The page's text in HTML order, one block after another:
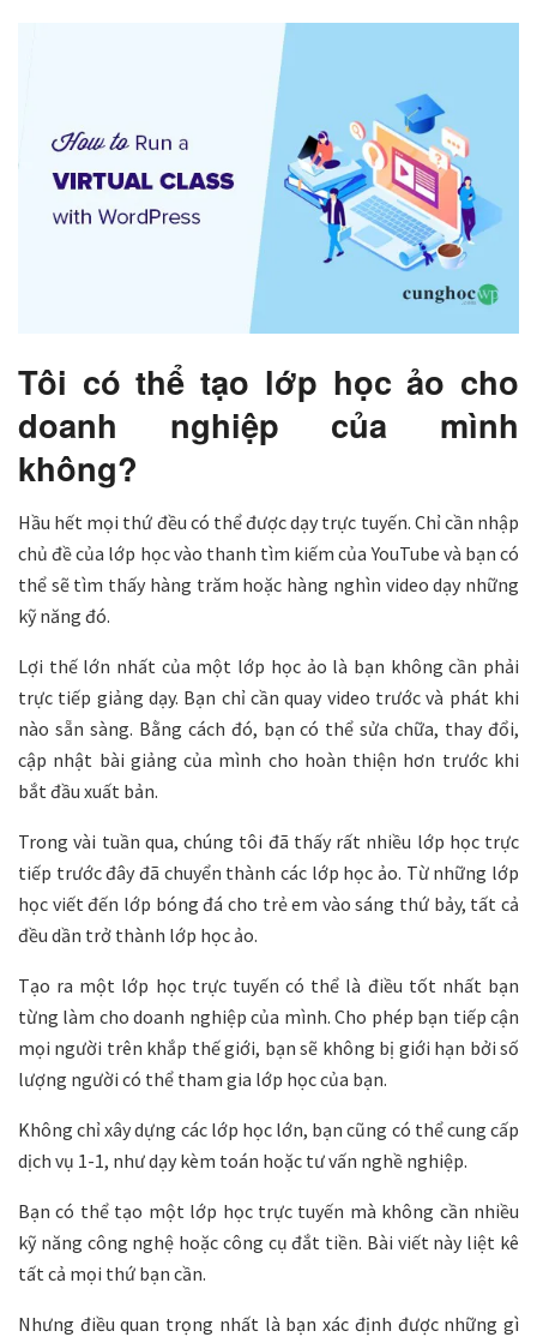
Tôi có thể tạo lớp học ảo cho
doanh nghiệp của mình
không?
Hầu hết mọi thứ đều có thể được dạy trực tuyến. Chỉ cần nhập
chủ đề của lớp học vào thanh tìm kiếm của YouTube và bạn có
thể sẽ tìm thấy hàng trăm hoặc hàng nghìn video dạy những
kỹ năng đó.
Lợi thế lớn nhất của một lớp học ảo là bạn không cần phải
trực tiếp giảng dạy. Bạn chỉ cần quay video trước và phát khi
nào sẵn sàng. Bằng cách đó, bạn có thể sửa chữa, thay đổi,
cập nhật bài giảng của mình cho hoàn thiện hơn trước khi
bắt đầu xuất bản.
Trong vài tuần qua, chúng tôi đã thấy rất nhiều lớp học trực
tiếp trước đây đã chuyển thành các lớp học ảo. Từ những lớp
học viết đến lớp bóng đá cho trẻ em vào sáng thứ bảy, tất cả
đều dần trở thành lớp học ảo.
Tạo ra một lớp học trực tuyến có thể là điều tốt nhất bạn
từng làm cho doanh nghiệp của mình. Cho phép bạn tiếp cận
mọi người trên khắp thế giới, bạn sẽ không bị giới hạn bởi số
lượng người có thể tham gia lớp học của bạn.
Không chỉ xây dựng các lớp học lớn, bạn cũng có thể cung cấp
dịch vụ 1-1, như dạy kèm toán hoặc tư vấn nghề nghiệp.
Bạn có thể tạo một lớp học trực tuyến mà không cần nhiều
kỹ năng công nghệ hoặc công cụ đắt tiền. Bài viết này liệt kê
tất cả mọi thứ bạn cần.
Nhưng điều quan trọng nhất là bạn xác định được những gì